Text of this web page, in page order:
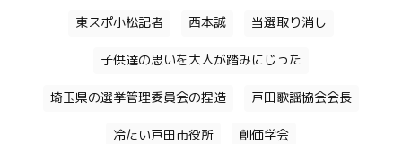
東スポ小松記者 西本誠 当選取り消し
子供達の思いを大人が踏みにじった
埼玉県の選挙管理委員会の捏造 戸田歌謡協会会長
冷たい戸田市役所 創価学会